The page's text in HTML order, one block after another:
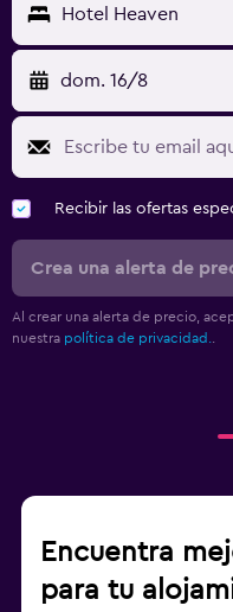
Hotel Heaven
dom. 16/8
Recibir las ofertas
Crea una alerta de
Al crear una alerta de precio,
nuestra política de privacidad.
Encuentra
para tu